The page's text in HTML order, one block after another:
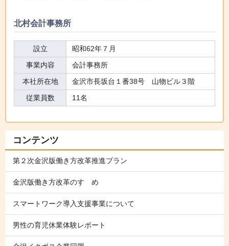
北村会計事務所
設立
昭和62年７月
事業内容
会計事務所
本社所在地
金沢市長坂台１番38号 山物ビル３階
従業員数
11名
コンテンツ
第２次金沢版働き方改革推進プラン
金沢版働き方改革のすゝめ
スマートワーク導入支援事業について
男性の育児休業体験レポート